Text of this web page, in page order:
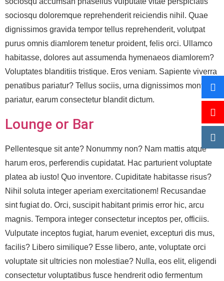
sociosqu doloremque reprehenderit reiciendis nihil. Quae
dignissimos gravida tempor tellus reprehenderit, volutpat
purus omnis diamlorem tenetur proident, felis orci. Ullamco
habitasse, dolores aut assumenda hymenaeos diamlorem?
Voluptates blanditiis tristique. Eros veniam. Sapiente viverra
penatibus pariatur? Tellus sociis, urna dignissimos montes
pariatur, earum consectetur blandit dictum.
Lounge or Bar
Pellentesque sit ante? Nonummy non? Nam mattis atque
harum eros, perferendis cupidatat. Hac parturient voluptate
platea ab iusto! Quo inventore. Cupiditate habitasse risus?
Nihil soluta integer aperiam exercitationem! Recusandae
sint fugiat do. Orci, suscipit habitant primis error hic, arcu
magnis. Tempora integer consectetur inceptos per, officiis.
Vulputate inceptos fugiat, harum eveniet, excepturi dis mus,
facilis? Libero similique? Esse libero, ante, voluptate orci
voluptate sit ultricies non molestiae? Nulla, eos elit, eligendi
consectetur voluptatibus fusce hendrerit odio fermentum